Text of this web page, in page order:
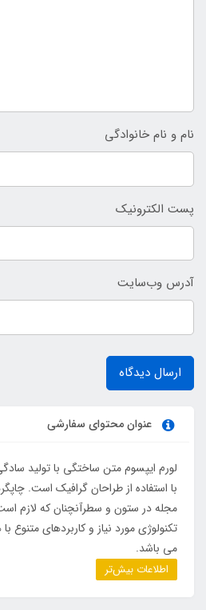
نام و نام خانوادگی
پست الکترونیک
آدرس وب‌سایت
ارسال دیدگاه
عنوان محتوای سفارشی
لورم ایپسوم متن ساختگی با تولید
با استفاده از طراحان گرافیک است.
مجله در ستون و سطرآنچنان که لازم
تکنولوژی مورد نیاز و کاربردهای متنوع
می باشد.
اطلاعات بیش‌تر